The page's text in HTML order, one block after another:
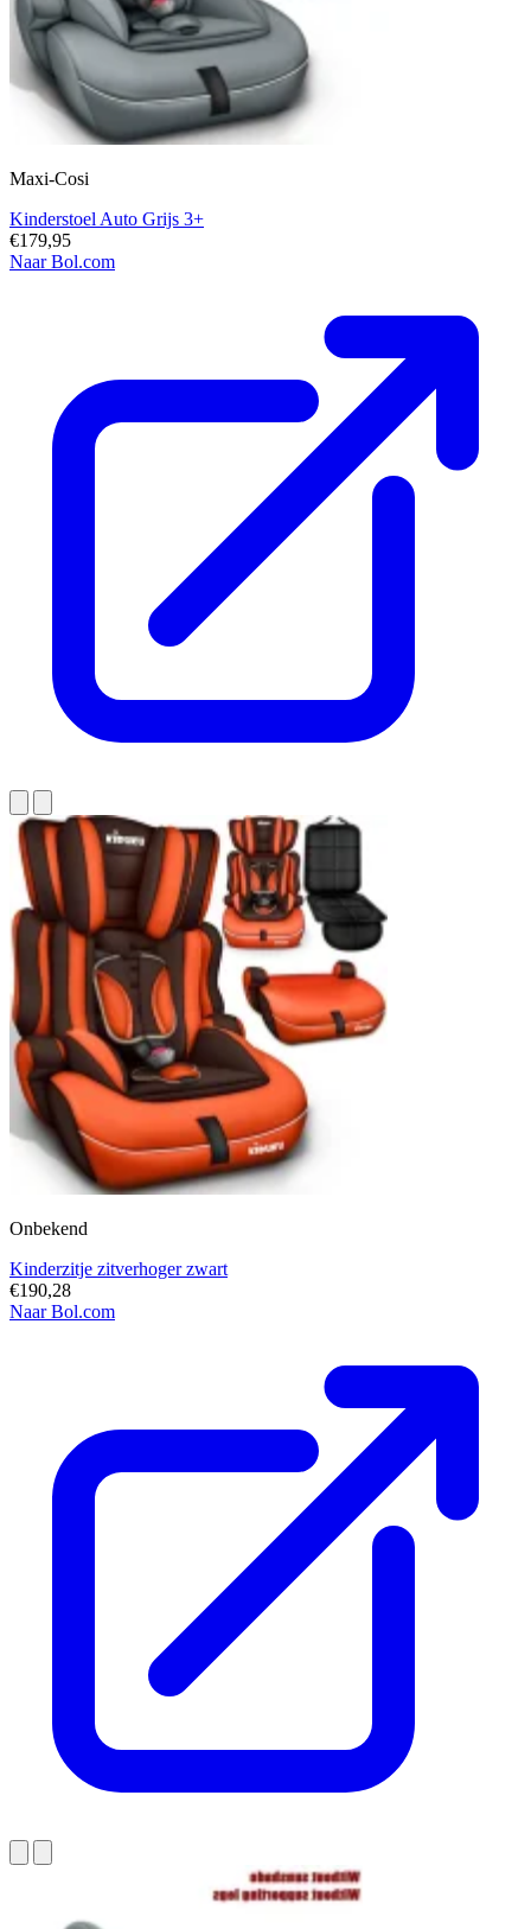
Maxi-Cosi
Kinderstoel Auto Grijs 3+
€179,95
Naar Bol.com
Onbekend
Kinderzitje zitverhoger zwart
€190,28
Naar Bol.com